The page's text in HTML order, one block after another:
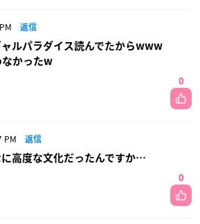
返信
ルパラダイス読んでたからwww
なかったw
0
PM 返信
高度な文化だったんですか…
0